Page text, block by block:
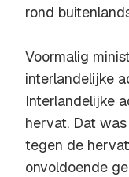
rond
Voormalig
interlandelijke
Interlandelijke
hervat. Dat
tegen de
onvoldoende